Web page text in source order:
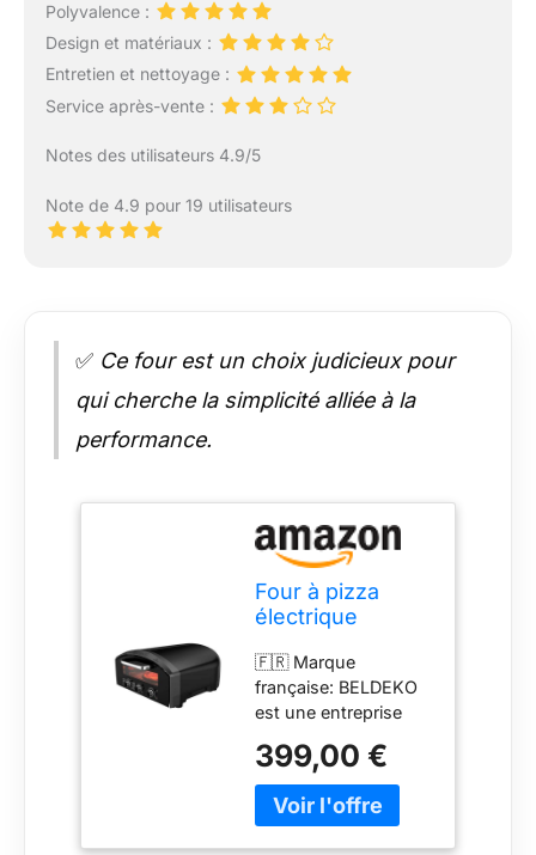
Polyvalence :
Design et matériaux :
Entretien et nettoyage :
Service après-vente :
Notes des utilisateurs 4.9/5
Note de 4.9 pour 19 utilisateurs
✅ Ce four est un choix judicieux pour
qui cherche la simplicité alliée à la
performance.
Four à pizza
électrique
Donato – 450 °C,
2140 W –
cuisson 90
secondes – 8
modes + manuel
– pierre
réfractaire
33×33 cm – pelle
🇫🇷 Marque
française: BELDEKO
est une entreprise
conçoit et distribue
ses produits avec
soin. Tous les
399,00 €